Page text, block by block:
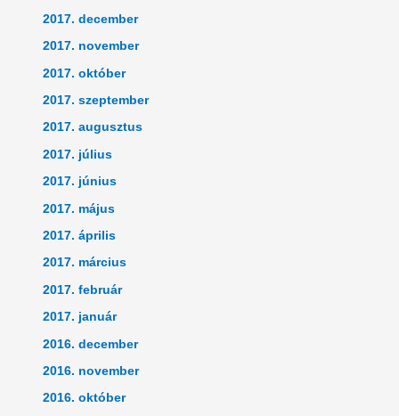
2017. december
2017. november
2017. október
2017. szeptember
2017. augusztus
2017. július
2017. június
2017. május
2017. április
2017. március
2017. február
2017. január
2016. december
2016. november
2016. október